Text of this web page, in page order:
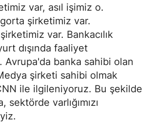
var, asıl işimiz o.
şirketimiz var.
var. Bankacılık
dışında faaliyet
Avrupa'da banka sahibi olan
şirketi sahibi olmak
ile ilgileniyoruz. Bu şekilde
sektörde varlığımızı